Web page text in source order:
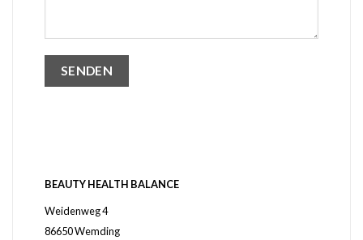
BEAUTY HEALTH BALANCE
Weidenweg 4
86650 Wemding